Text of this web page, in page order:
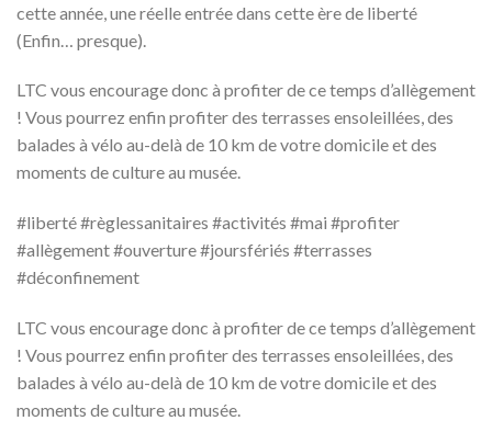
cette année, une réelle entrée dans cette ère de liberté
(Enfin… presque).
LTC vous encourage donc à profiter de ce temps d’allègement
! Vous pourrez enfin profiter des terrasses ensoleillées, des
balades à vélo au-delà de 10 km de votre domicile et des
moments de culture au musée.
#liberté #règlessanitaires #activités #mai #profiter
#allègement #ouverture #joursfériés #terrasses
#déconfinement
LTC vous encourage donc à profiter de ce temps d’allègement
! Vous pourrez enfin profiter des terrasses ensoleillées, des
balades à vélo au-delà de 10 km de votre domicile et des
moments de culture au musée.